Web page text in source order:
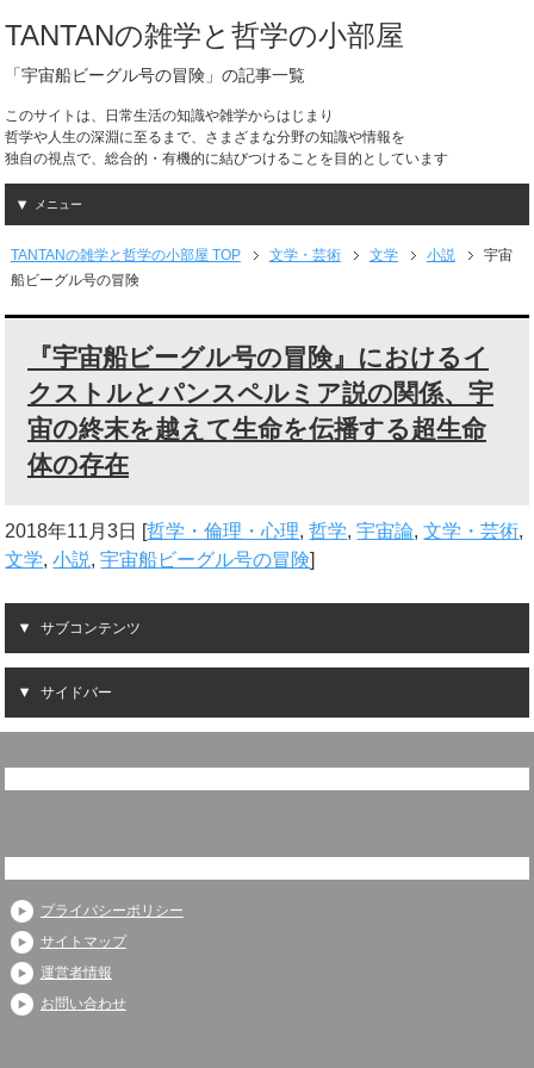
TANTANの雑学と哲学の小部屋
「宇宙船ビーグル号の冒険」の記事一覧
このサイトは、日常生活の知識や雑学からはじまり
哲学や人生の深淵に至るまで、さまざまな分野の知識や情報を
独自の視点で、総合的・有機的に結びつけることを目的としています
メニュー
TANTANの雑学と哲学の小部屋 TOP 文学・芸術 文学 小説
宇宙
船ビーグル号の冒険
『宇宙船ビーグル号の冒険』におけるイ
クストルとパンスペルミア説の関係、宇
宙の終末を越えて生命を伝播する超生命
体の存在
2018年11月3日 [哲学・倫理・心理,哲学,宇宙論,文学・芸術,
文学,小説,宇宙船ビーグル号の冒険]
サブコンテンツ
サイドバー
プライバシーポリシー
サイトマップ
運営者情報
お問い合わせ